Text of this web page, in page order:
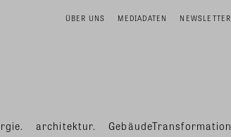
ÜBER UNS MEDIADATEN NEWSLETTER
architektur. GebäudeTransformation